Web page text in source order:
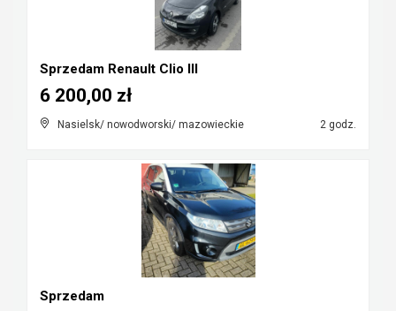
Sprzedam Renault Clio III
Nasielsk/ nowodworski/ mazowieckie 2 godz.
6 200,00 zł
Sprzedam